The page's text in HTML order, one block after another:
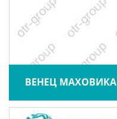
ВЕНЕЦ МАХОВИКА